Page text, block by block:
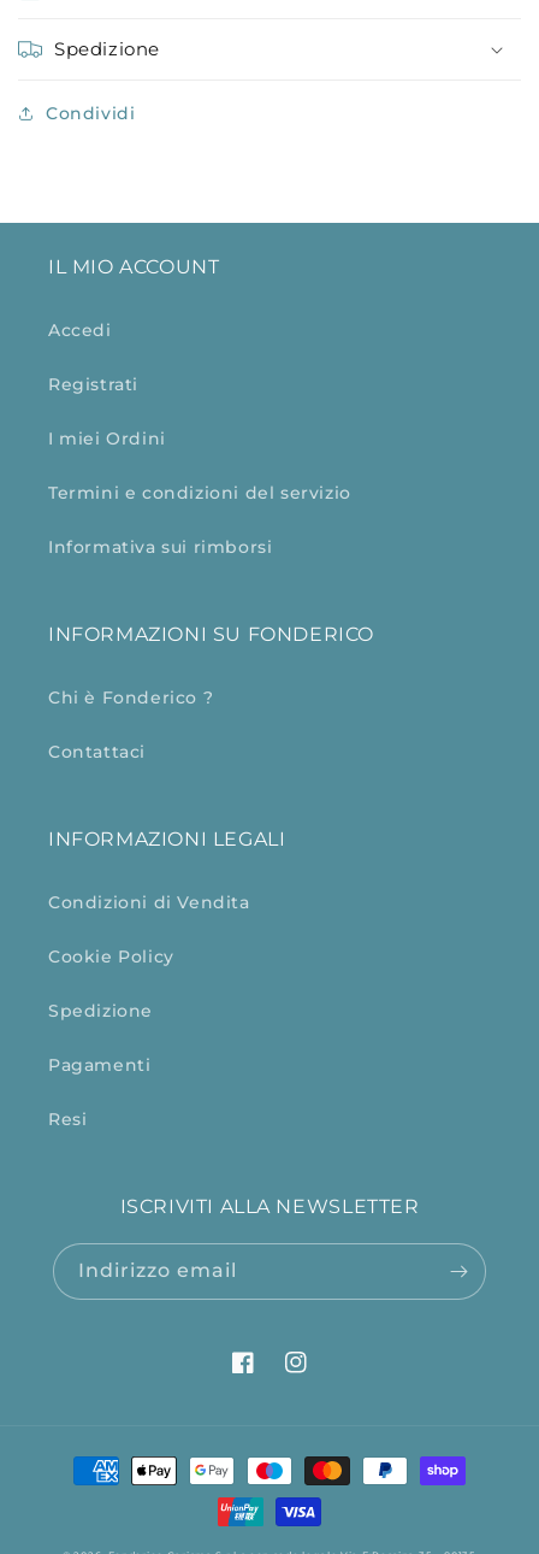
Spedizione
Condividi
IL MIO ACCOUNT
Accedi
Registrati
I miei Ordini
Termini e condizioni del servizio
Informativa sui rimborsi
INFORMAZIONI SU FONDERICO
Chi è Fonderico ?
Contattaci
INFORMAZIONI LEGALI
Condizioni di Vendita
Cookie Policy
Spedizione
Pagamenti
Resi
ISCRIVITI ALLA NEWSLETTER
Indirizzo email
FacebookInstagram
Metodi